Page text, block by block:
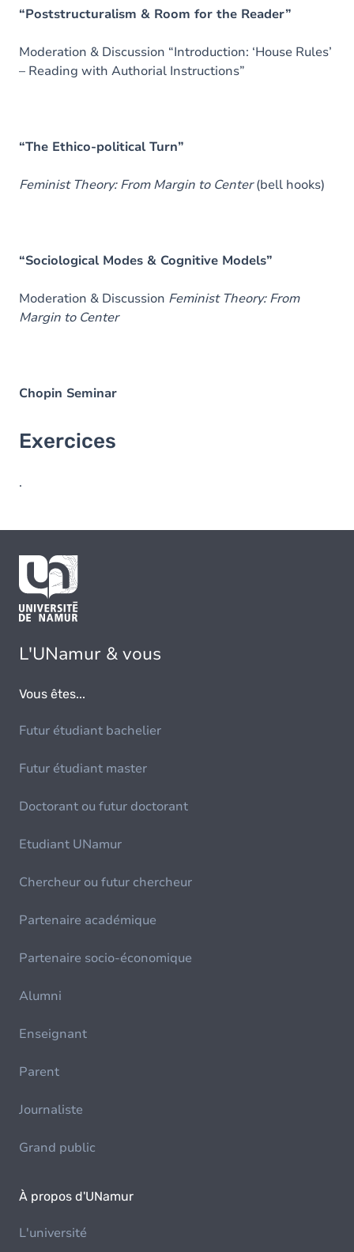
“Poststructuralism & Room for the Reader”
Moderation & Discussion “Introduction: ‘House Rules’
– Reading with Authorial Instructions”
“The Ethico-political Turn”
Feminist Theory: From Margin to Center(bell hooks)
“Sociological Modes & Cognitive Models”
Moderation & Discussion Feminist Theory: From
Margin to Center
Chopin Seminar
Exercices
.
L'UNamur & vous
Vous êtes...
Futur étudiant bachelier
Futur étudiant master
Doctorant ou futur doctorant
Etudiant UNamur
Chercheur ou futur chercheur
Partenaire académique
Partenaire socio-économique
Alumni
Enseignant
Parent
Journaliste
Grand public
À propos d'UNamur
L'université